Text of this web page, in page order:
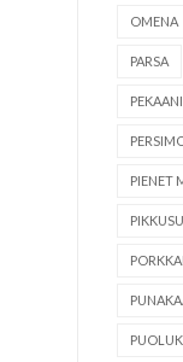
OMENA
PARSA
PIENET